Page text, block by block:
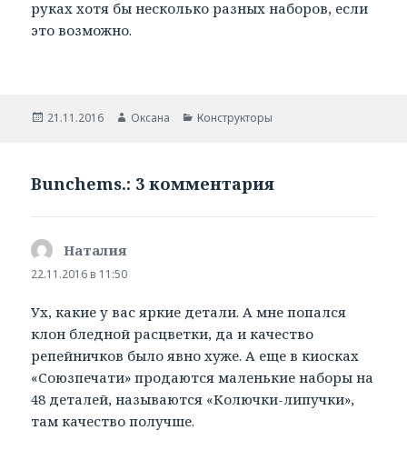
руках хотя бы несколько разных наборов, если
это возможно.
Опубликовано
21.11.2016 Автор
Оксана Рубрики
Конструкторы
Bunchems.: 3 комментария
Наталия
22.11.2016 в 11:50
Ух, какие у вас яркие детали. А мне попался
клон бледной расцветки, да и качество
репейничков было явно хуже. А еще в киосках
«Союзпечати» продаются маленькие наборы на
48 деталей, называются «Колючки-липучки»,
там качество получше.